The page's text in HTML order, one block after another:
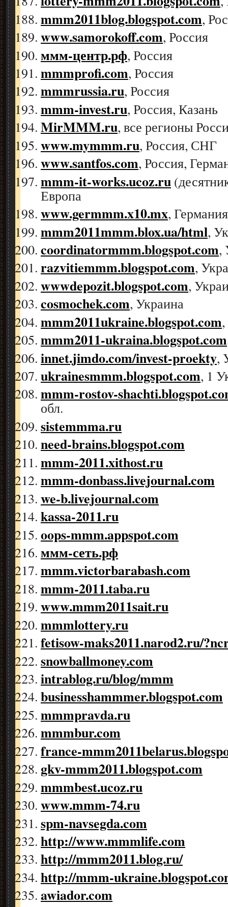
mmm2011blog.blogspot.com,
www.samorokoff.com, Россия
ммм-центр.рф, Россия
mmmprofi.com, Россия
mmmrussia.ru, Россия
mmm-invest.ru, Россия, Казань
MirMMM.ru, все регионы
www.mymmm.ru, Россия, СНГ
www.santfos.com, Россия,
mmm-it-works.ucoz.ru
Европа
www.germmm.x10.mx, Германия
mmm2011mmm.blox.ua/html,
coordinatormmm.blogspot.com,
razvitiemmm.blogspot.com,
wwwdepozit.blogspot.com,
cosmochek.com, Украина
mmm2011ukraine.blogspot.com
mmm2011-ukraina.blogspot.com
innet.jimdo.com/invest-proekty,
ukrainesmmm.blogspot.com, 1
mmm-rostov-
обл.
sistemmma.ru
need-brains.blogspot.com
mmm-2011.xithost.ru
mmm-donbass.livejournal.com
we-b.livejournal.com
kassa-2011.ru
oops-mmm.appspot.com
ммм-сеть.рф
mmm.victorbarabash.com
mmm-2011.taba.ru
www.mmm2011sait.ru
mmmlottery.ru
fetisow-maks2011.narod2.ru/
snowballmoney.com
intrablog.ru/blog/mmm
businesshammmer.blogspot.com
mmmpravda.ru
mmmbur.com
france-
gkv-mmm2011.blogspot.com
mmmbest.ucoz.ru
www.mmm-74.ru
spm-navsegda.com
http://www.mmmlife.com
http://mmm2011.blog.ru/
http://mmm-ukraine.blogspot.
awiador.com